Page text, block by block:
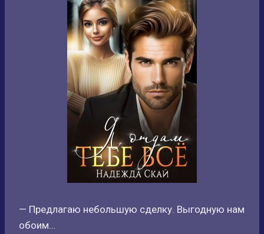
— Предлагаю небольшую сделку. Выгодную нам
обоим…